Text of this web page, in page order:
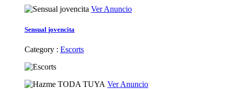
Ver Anuncio
Sensual jovencita
Category : Escorts
Ver Anuncio